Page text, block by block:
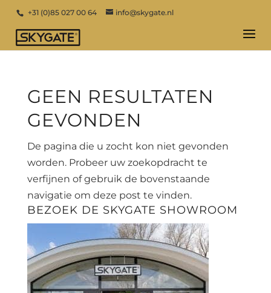
+31 (0)85 027 00 64 info@skygate.nl
GEEN RESULTATEN
GEVONDEN
De pagina die u zocht kon niet gevonden
worden. Probeer uw zoekopdracht te
verfijnen of gebruik de bovenstaande
navigatie om deze post te vinden.
BEZOEK DE SKYGATE SHOWROOM